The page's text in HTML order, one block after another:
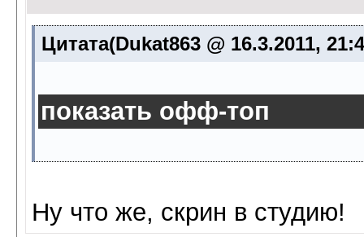
Цитата(Dukat863 @ 16.3.2011,
показать офф-топ
Ну что же, скрин в студию!